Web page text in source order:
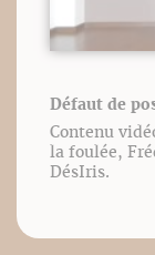
Défaut de
Contenu
la foulée,
DésIris.